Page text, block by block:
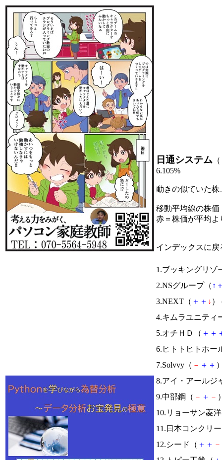
日通システム （
6.105%
動きの似ていた
移動平均線の株価
赤＝株価が平均
インデックスに戻
1.ブッキングリゾ
2.NSグループ（ ↑
3.NEXT（ ＋ ＋ ↓ ）
4.キムラユニティ
5.オチＨＤ（ ＋ ＋
6.ヒトトヒトホー
7.Solvvy（ － ＋ ＋
8.アイ・アールジ
9.中部鋼（ － ＋ －
10.リョーサン菱
11.日本コンクリ
12.シード（ ＋ ＋ －